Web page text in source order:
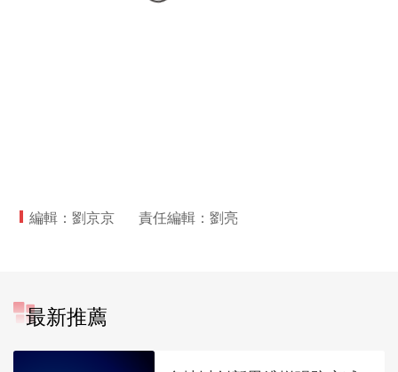
編輯：劉京京 責任編輯：劉亮
最新推薦